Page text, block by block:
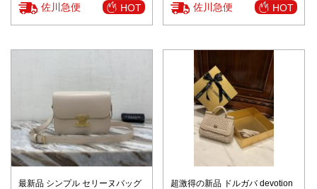
佐川急便 HOT 佐川急便 HOT
最新品 シンプル セリーヌバッグ
超激得の新品 ドルガバ devotion